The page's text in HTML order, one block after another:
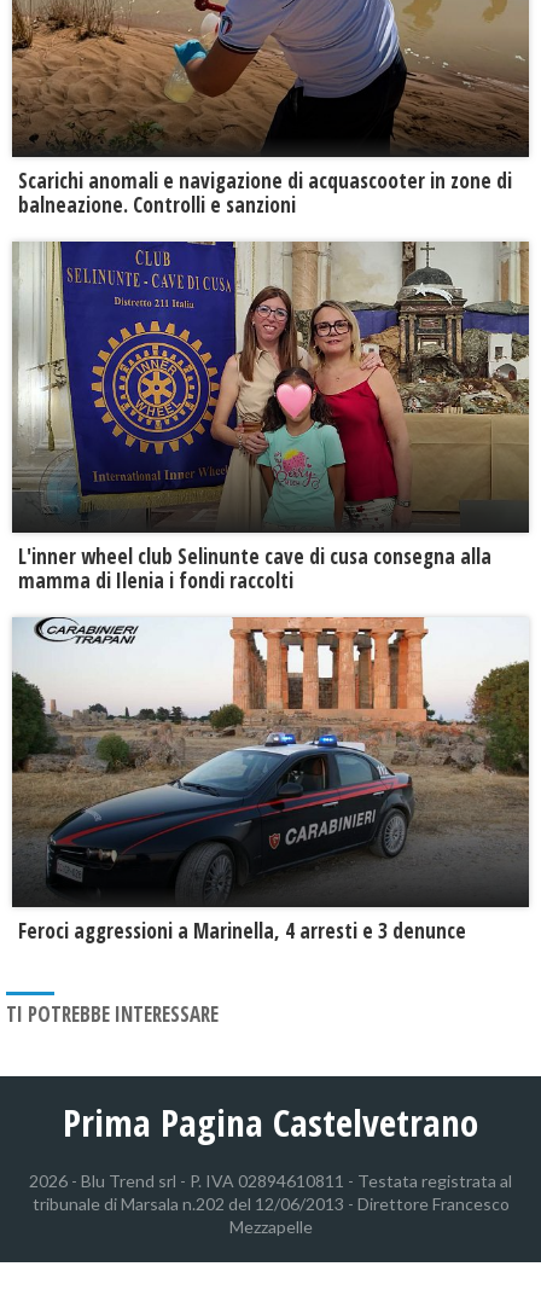
Scarichi anomali e navigazione di acquascooter in zone di
balneazione. Controlli e sanzioni
L'inner wheel club Selinunte cave di cusa consegna alla
mamma di Ilenia i fondi raccolti
Feroci aggressioni a Marinella, 4 arresti e 3 denunce
TI POTREBBE INTERESSARE
Prima Pagina Castelvetrano
2026 - Blu Trend srl - P. IVA 02894610811 - Testata registrata al
tribunale di Marsala n.202 del 12/06/2013 - Direttore Francesco
Mezzapelle